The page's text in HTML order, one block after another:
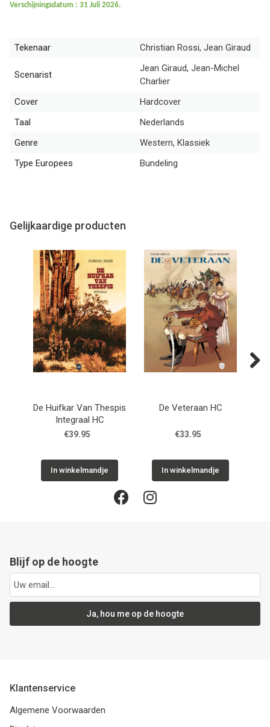
Verschijningsdatum : 31 Juli 2026.
Tekenaar Christian Rossi, Jean Giraud
Scenarist
Jean Giraud, Jean-Michel
Charlier
Cover
Hardcover
Taal
Nederlands
Genre
Western, Klassiek
Type Europees
Bundeling
Gelijkaardige producten
De Huifkar Van Thespis
Integraal HC
€39.95
In winkelmandje
De Veteraan HC
€33.95
In winkelmandje
Blijf op de hoogte
Ja, hou me op de hoogte
Klantenservice
Algemene Voorwaarden